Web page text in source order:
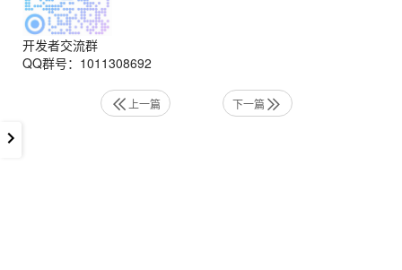
开发者交流群
QQ群号：1011308692
上一篇 下一篇